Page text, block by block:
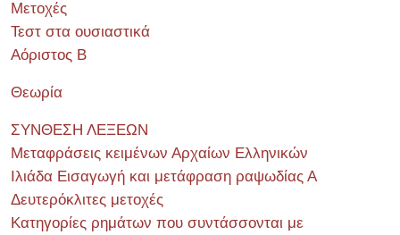
Μετοχές
Τεστ στα ουσιαστικά
Αόριστος Β
Θεωρία
ΣΥΝΘΕΣΗ ΛΕΞΕΩΝ
Μεταφράσεις κειμένων Αρχαίων Ελληνικών
Ιλιάδα Εισαγωγή και μετάφραση ραψωδίας Α
Δευτερόκλιτες μετοχές
Κατηγορίες ρημάτων που συντάσσονται με